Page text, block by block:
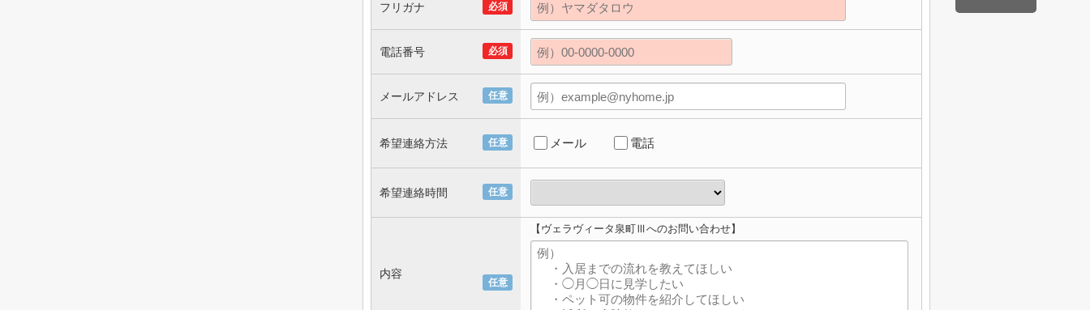
必須
フリガナ
必須
電話番号
任意
メールアドレス
任意
希望連絡方法 メール 電話
任意
希望連絡時間
任意
内容
【ヴェラヴィータ泉町Ⅲへのお問い合わせ】